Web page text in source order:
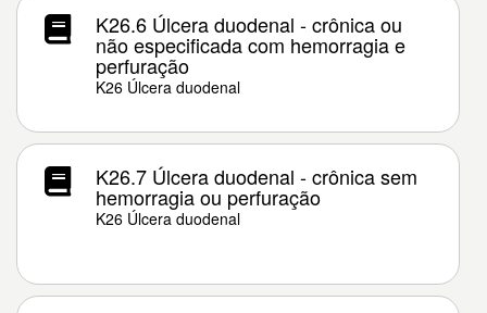
K26.6 Úlcera duodenal - crônica ou
não especificada com hemorragia e
perfuração
K26 Úlcera duodenal
K26.7 Úlcera duodenal - crônica sem
hemorragia ou perfuração
K26 Úlcera duodenal